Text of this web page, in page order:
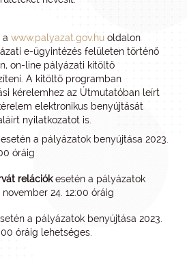
a www.palyazat.gov.hu oldalon
e-ügyintézés felületen történő
on-line pályázati kitöltő
A kitöltő programban
kérelemhez az Útmutatóban leírt
elektronikus benyújtását
nyilatkozatot is.
a pályázatok benyújtása 2023.
óráig
relációkesetén a pályázatok
24. 12:00 óráig
a pályázatok benyújtása 2023.
óráig lehetséges.